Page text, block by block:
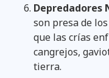
Depredadores
son presa de
que las crías
cangrejos,
tierra.